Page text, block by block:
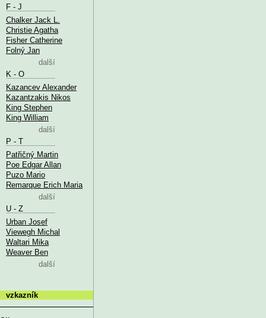
F - J
Chalker Jack L.
Christie Agatha
Fisher Catherine
Folný Jan
další
K - O
Kazancev Alexander
Kazantzakis Nikos
King Stephen
King William
další
P - T
Patřičný Martin
Poe Edgar Allan
Puzo Mario
Remarque Erich Maria
další
U - Z
Urban Josef
Viewegh Michal
Waltari Mika
Weaver Ben
další
vzkazník